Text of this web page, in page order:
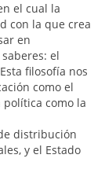
el cual la
con la que crea
en
el
filosofía nos
como el
como la
distribución
y el Estado